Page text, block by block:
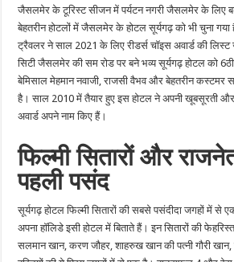
जैसलमेर के टूरिस्ट सीजन में पर्यटन नगरी जैसलमेर के
बेहतरीन होटलों में जैसलमेर के होटल सूर्यगढ़ को भी चुना
ट्रैवलर ने साल 2021 के लिए रीडर्स चॉइस अवार्ड की लिस्ट
सिटी जैसलमेर की सम रोड पर बने भव्य सूर्यगढ़ होटल को
बेमिसाल मेहमान नवाजी, राजसी वैभव और बेहतरीन कस्टमर
है। साल 2010 में तैयार हुए इस होटल ने अपनी खूबसूरती
अवार्ड अपने नाम किए हैं।
फिल्मी सितारों और
पहली पसंद
सूर्यगढ़ होटल फिल्मी सितारों की सबसे पसंदीदा जगहों में से
अपना हॉलिडे इसी होटल में बिताते हैं। इन सितारों की
सलमान खान, करण जौहर, शाहरुख खान की पत्नी गौरी